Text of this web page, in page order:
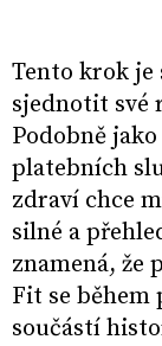
Tento krok je
sjednotit své
Podobně
platebních
zdraví chce
silné a
znamená, že
Fit se
součástí